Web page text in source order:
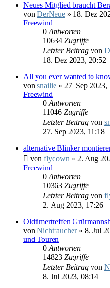
Neues Mitglied braucht
von DerNeue » 18. Dez
Freewind
0 Antworten
10634 Zugriffe
Letzter Beitrag von
18. Dez 2023, 20:52
All you ever wanted to
von snailie » 27. Sep 2023,
Freewind
0 Antworten
11046 Zugriffe
Letzter Beitrag von
27. Sep 2023, 11:18
alternative Blinker
von flydown » 2. Aug
Freewind
0 Antworten
10363 Zugriffe
Letzter Beitrag von
2. Aug 2023, 17:26
Oldtimertreffen
von Nichtraucher» 8. Jul
und Touren
0 Antworten
14823 Zugriffe
Letzter Beitrag von
8. Jul 2023, 08:14